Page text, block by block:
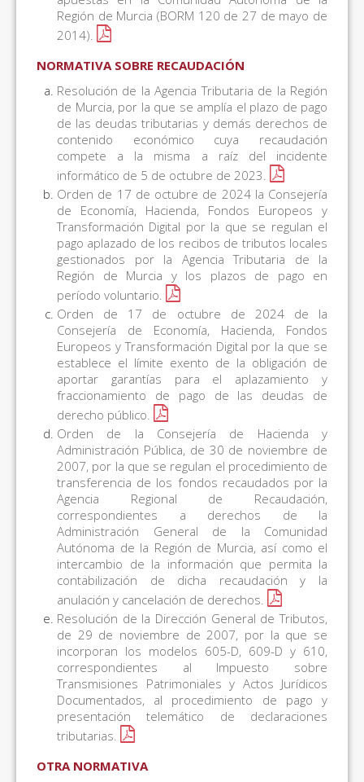
Región de Murcia (BORM 120 de 27 de mayo de
2014).
NORMATIVA SOBRE RECAUDACIÓN
Resolución de la Agencia Tributaria de la Región
de Murcia, por la que se amplía el plazo de pago
de las deudas tributarias y demás derechos de
contenido económico cuya recaudación
compete a la misma a raíz del incidente
informático de 5 de octubre de 2023.
Orden de 17 de octubre de 2024 la Consejería
de Economía, Hacienda, Fondos Europeos y
Transformación Digital por la que se regulan el
pago aplazado de los recibos de tributos locales
gestionados por la Agencia Tributaria de la
Región de Murcia y los plazos de pago en
período voluntario.
Orden de 17 de octubre de 2024 de la
Consejería de Economía, Hacienda, Fondos
Europeos y Transformación Digital por la que se
establece el límite exento de la obligación de
aportar garantías para el aplazamiento y
fraccionamiento de pago de las deudas de
derecho público.
Orden de la Consejería de Hacienda y
Administración Pública, de 30 de noviembre de
2007, por la que se regulan el procedimiento de
transferencia de los fondos recaudados por la
Agencia Regional de Recaudación,
correspondientes a derechos de la
Administración General de la Comunidad
Autónoma de la Región de Murcia, así como el
intercambio de la información que permita la
contabilización de dicha recaudación y la
anulación y cancelación de derechos.
Resolución de la Dirección General de Tributos,
de 29 de noviembre de 2007, por la que se
incorporan los modelos 605-D, 609-D y 610,
correspondientes al Impuesto sobre
Transmisiones Patrimoniales y Actos Jurídicos
Documentados, al procedimiento de pago y
presentación telemático de declaraciones
tributarias.
OTRA NORMATIVA